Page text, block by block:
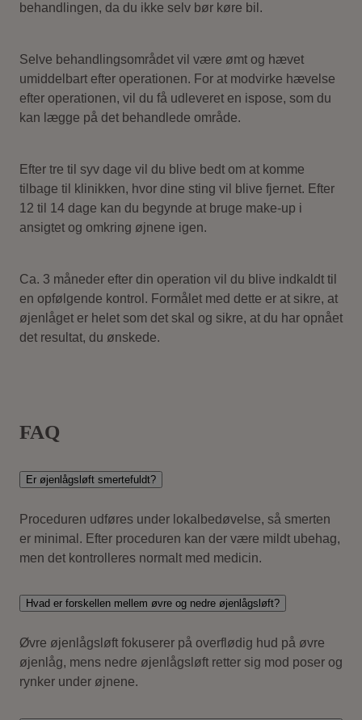
behandlingen, da du ikke selv bør køre bil.
Selve behandlingsområdet vil være ømt og hævet
umiddelbart efter operationen. For at modvirke hævelse
efter operationen, vil du få udleveret en ispose, som du
kan lægge på det behandlede område.
Efter tre til syv dage vil du blive bedt om at komme
tilbage til klinikken, hvor dine sting vil blive fjernet. Efter
12 til 14 dage kan du begynde at bruge make-up i
ansigtet og omkring øjnene igen.
Ca. 3 måneder efter din operation vil du blive indkaldt til
en opfølgende kontrol. Formålet med dette er at sikre, at
øjenlåget er helet som det skal og sikre, at du har opnået
det resultat, du ønskede.
FAQ
Er øjenlågsløft smertefuldt?
Proceduren udføres under lokalbedøvelse, så smerten
er minimal. Efter proceduren kan der være mildt ubehag,
men det kontrolleres normalt med medicin.
Hvad er forskellen mellem øvre og nedre øjenlågsløft?
Øvre øjenlågsløft fokuserer på overflødig hud på øvre
øjenlåg, mens nedre øjenlågsløft retter sig mod poser og
rynker under øjnene.